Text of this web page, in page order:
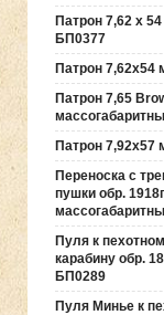
Патрон 7,62 х
БП0377
Патрон
Патрон 7,65
Патрон 7,92х57
Переноска с
пушки обр.
Пуля к
карабину обр.
БП0289
Пуля Минье к